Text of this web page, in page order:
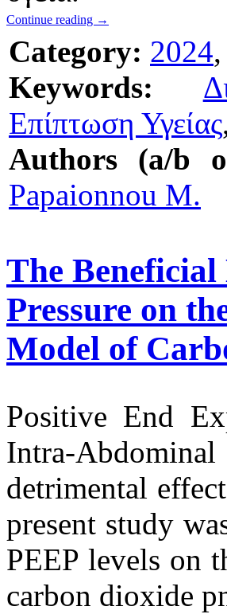
Continue reading →
Category: 2024,
Keywords:
Επίπτωση Υγείας
Authors (a/b
Papaionnou M.
The
Pressure on
Model of
Positive End
Intra-
detrimental
present study
PEEP levels on
carbon dioxide